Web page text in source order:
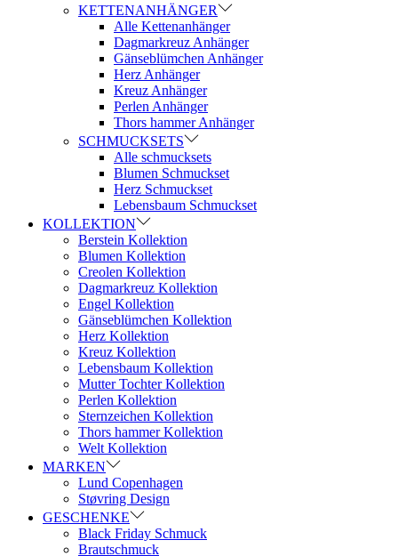
KETTENANHÄNGER
Alle Kettenanhänger
Dagmarkreuz Anhänger
Gänseblümchen Anhänger
Herz Anhänger
Kreuz Anhänger
Perlen Anhänger
Thors hammer Anhänger
SCHMUCKSETS
Alle schmucksets
Blumen Schmuckset
Herz Schmuckset
Lebensbaum Schmuckset
KOLLEKTION
Berstein Kollektion
Blumen Kollektion
Creolen Kollektion
Dagmarkreuz Kollektion
Engel Kollektion
Gänseblümchen Kollektion
Herz Kollektion
Kreuz Kollektion
Lebensbaum Kollektion
Mutter Tochter Kollektion
Perlen Kollektion
Sternzeichen Kollektion
Thors hammer Kollektion
Welt Kollektion
MARKEN
Lund Copenhagen
Støvring Design
GESCHENKE
Black Friday Schmuck
Brautschmuck